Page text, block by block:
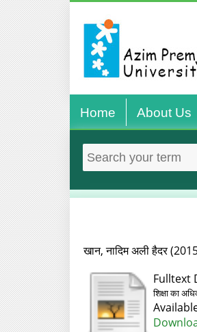
Home About Us
खान, नादिम अली हैदर
Fulltext
शिक्षा का